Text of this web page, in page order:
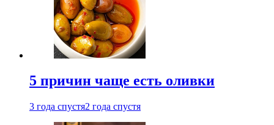
5 причин чаще есть оливки
3 года спустя2 года спустя